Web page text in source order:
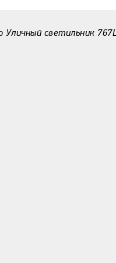
Уличный светильник